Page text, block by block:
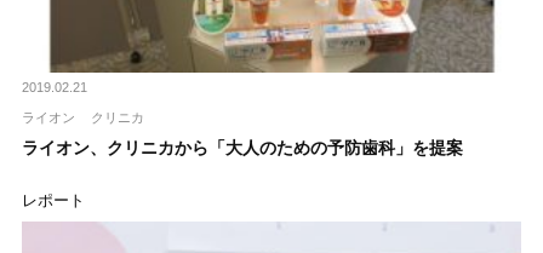
2019.02.21
ライオン クリニカ
ライオン、クリニカから「大人のための予防歯科」を提案
レポート